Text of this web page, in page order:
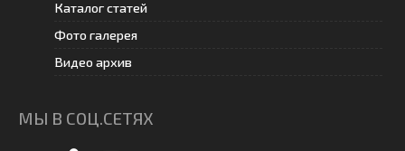
Каталог статей
Фото галерея
Видео архив
МЫ В СОЦ.СЕТЯХ